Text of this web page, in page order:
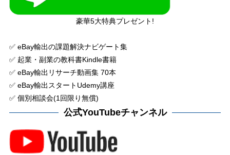
豪華5大特典プレゼント!
✅ eBay輸出の課題解決ナビゲート集
✅ 起業・副業の教科書Kindle書籍
✅ eBay輸出リサーチ動画集 70本
✅ eBay輸出スタートUdemy講座
✅ 個別相談会(1回限り無償)
公式YouTubeチャンネル